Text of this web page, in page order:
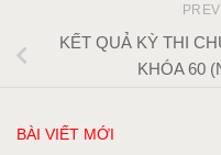
KẾT QUẢ KỲ THI
KHÓA 60
BÀI VIẾT MỚI